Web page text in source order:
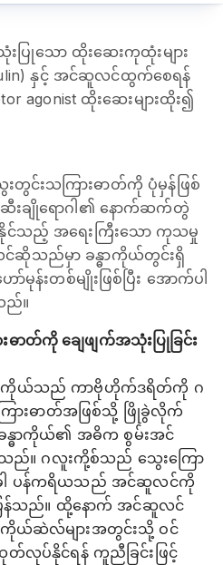
ပြုသော ထိုးဆေးကုထုံးများ
နှင့် အင်ဆူလင်ထွက်စေရန်
agonist ထိုးဆေးများထိုး၍
င်းသကြားဓာတ်ကို ပုံမှန်ဖြစ်
ဆီးချိုရောဂါ၏ နောက်ဆက်တွဲ
းနိုင်သည့် အရေးကြီးသော ကုသမှု
ဆိုသည်မှာ ခန္ဓာကိုယ်တွင်းရှိ
းတစ်မျိုးဖြစ်ပြီး အောက်ပါ
ည်။
တ်ကို ချေဖျက်အသုံးပြုခြင်း
န္ဓာကိုယ်သည် ကာဗိုဟိုက်ဒရိတ်ကို ဂ
ားဓာတ်အဖြစ်သို့ ဖြိုခွဲလိုက်
ဓာကိုယ်၏ အဓိက စွမ်းအင်
သည်။ ဂလူးကို့စ်သည် သွေးကြော
ါ ပန်ကရိယသည် အင်ဆူလင်ကို
ြန်သည်။ ထို့နောက် အင်ဆူလင်
ယ်ဆဲလ်များအတွင်းသို့ ဝင်
တ်လုပ်နိုင်ရန် ကူညီခြင်းဖြင့်